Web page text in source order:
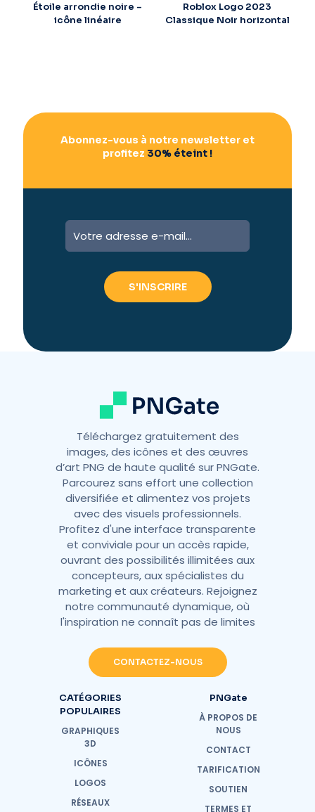
Étoile arrondie noire –
icône linéaire
Roblox Logo 2023
Classique Noir horizontal
Abonnez-vous à notre newsletter et
profitez 30% éteint !
Téléchargez gratuitement des
images, des icônes et des œuvres
d’art PNG de haute qualité sur PNGate.
Parcourez sans effort une collection
diversifiée et alimentez vos projets
avec des visuels professionnels.
Profitez d'une interface transparente
et conviviale pour un accès rapide,
ouvrant des possibilités illimitées aux
concepteurs, aux spécialistes du
marketing et aux créateurs. Rejoignez
notre communauté dynamique, où
l'inspiration ne connaît pas de limites
CONTACTEZ-NOUS
CATÉGORIES
POPULAIRES
GRAPHIQUES
3D
ICÔNES
LOGOS
RÉSEAUX
PNGate
À PROPOS DE
NOUS
CONTACT
TARIFICATION
SOUTIEN
TERMES ET